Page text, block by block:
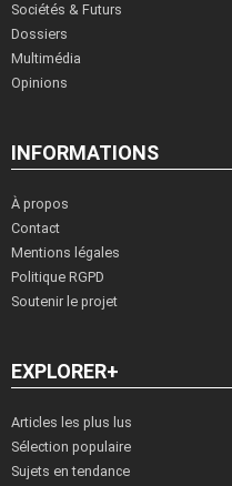
Sociétés & Futurs
Dossiers
Multimédia
Opinions
INFORMATIONS
À propos
Contact
Mentions légales
Politique RGPD
Soutenir le projet
EXPLORER+
Articles les plus lus
Sélection populaire
Sujets en tendance